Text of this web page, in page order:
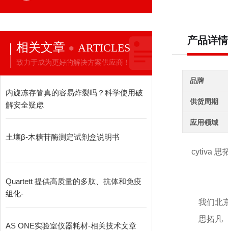
相关文章 ARTICLES
致力于成为更好的解决方案供应商！
内旋冻存管真的容易炸裂吗？科学使用破
解安全疑虑
土壤β-木糖苷酶测定试剂盒说明书
Quartett 提供高质量的多肽、抗体和免疫
组化-
AS ONE实验室仪器耗材-相关技术文章
产品详情
品牌
供货周期
应用领域
cytiva 思
我们北
思拓凡